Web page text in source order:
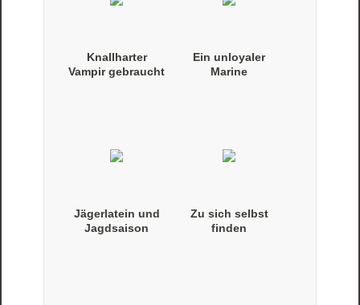
Knallharter
Vampir gebraucht
Ein unloyaler
Marine
Jägerlatein und
Jagdsaison
Zu sich selbst
finden